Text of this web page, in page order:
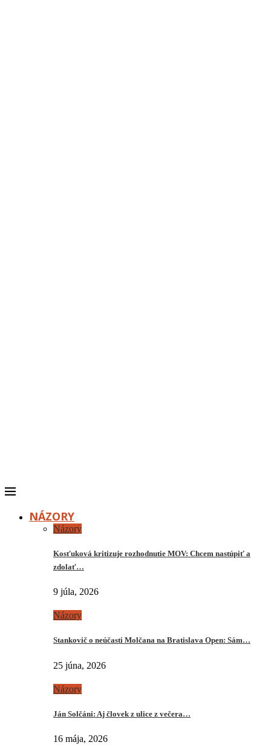
NÁZORY
Názory
Kosťuková kritizuje rozhodnutie MOV: Chcem nastúpiť a
zdolať…
9 júla, 2026
Názory
Stankovič o neúčasti Molčana na Bratislava Open: Sám…
25 júna, 2026
Názory
Ján Solčáni: Aj človek z ulice z večera…
16 mája, 2026